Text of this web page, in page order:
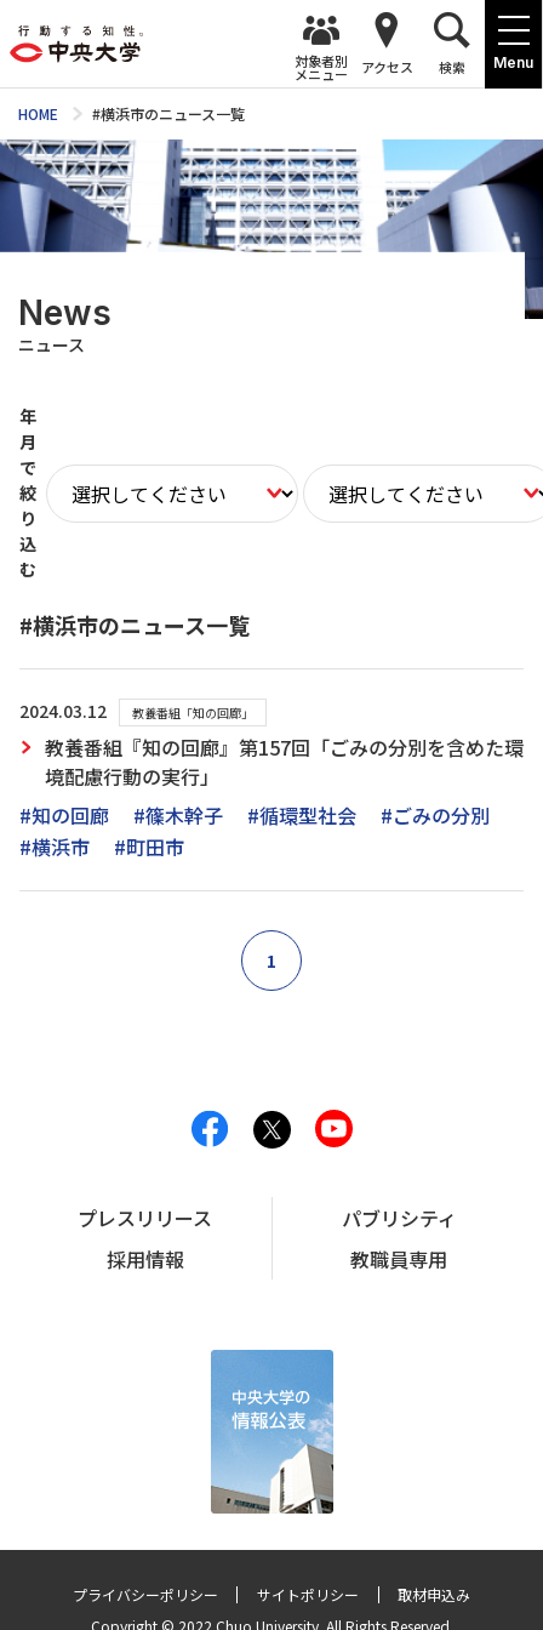
Menu
対象者別
メニュー アクセス 検索
HOME #横浜市のニュース一覧
News
ニュース
年
月
で
絞
り
込
む
#横浜市のニュース一覧
2024.03.12 教養番組「知の回廊」
教養番組『知の回廊』第157回「ごみの分別を含めた環
境配慮行動の実行」
#知の回廊
#篠木幹子 #循環型社会
#ごみの分別
#横浜市
#町田市
1
プレスリリース
パブリシティ
採用情報
教職員専用
プライバシーポリシー サイトポリシー
取材申込み
Copyright © 2022 Chuo University. All Rights Reserved.